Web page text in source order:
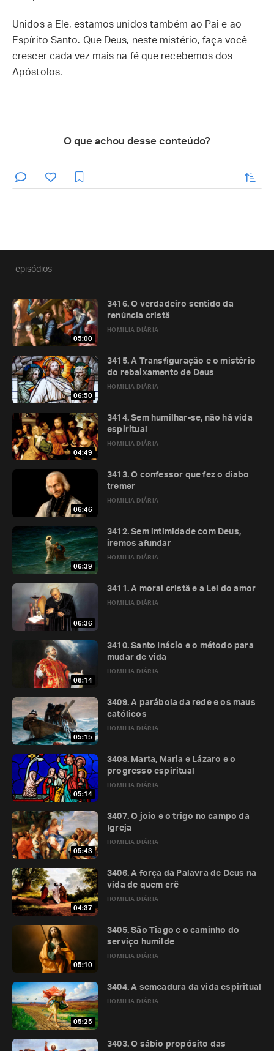
Unidos a Ele, estamos unidos também ao Pai e ao
Espírito Santo. Que Deus, neste mistério, faça você
crescer cada vez mais na fé que recebemos dos
Apóstolos.
O que achou desse conteúdo?
enviar
episódios
05:00
HOMILIA DIÁRIA
3416. O verdadeiro sentido da
renúncia cristã
06:50
HOMILIA DIÁRIA
3415. A Transfiguração e o mistério
do rebaixamento de Deus
04:49
HOMILIA DIÁRIA
3414. Sem humilhar-se, não há vida
espiritual
06:46
HOMILIA DIÁRIA
3413. O confessor que fez o diabo
tremer
06:39
HOMILIA DIÁRIA
3412. Sem intimidade com Deus,
iremos afundar
06:36
HOMILIA DIÁRIA
3411. A moral cristã e a Lei do amor
06:14
HOMILIA DIÁRIA
3410. Santo Inácio e o método para
mudar de vida
05:15
HOMILIA DIÁRIA
3409. A parábola da rede e os maus
católicos
05:14
HOMILIA DIÁRIA
3408. Marta, Maria e Lázaro e o
progresso espiritual
05:43
HOMILIA DIÁRIA
3407. O joio e o trigo no campo da
Igreja
04:37
HOMILIA DIÁRIA
3406. A força da Palavra de Deus na
vida de quem crê
05:10
HOMILIA DIÁRIA
3405. São Tiago e o caminho do
serviço humilde
05:25
HOMILIA DIÁRIA
3404. A semeadura da vida espiritual
3403. O sábio propósito das